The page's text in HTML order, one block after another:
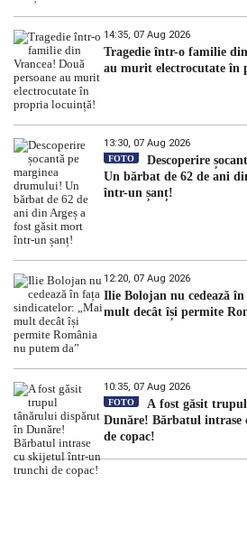
14:35, 07 Aug 2026
Tragedie într-o familie
au murit electrocutate în
13:30, 07 Aug 2026
FOTO
Descoperire
Un bărbat de 62 de ani
într-un șanț!
12:20, 07 Aug 2026
Ilie Bolojan nu cedează
mult decât își permite
10:35, 07 Aug 2026
FOTO
A fost găsit
Dunăre! Bărbatul
de copac!